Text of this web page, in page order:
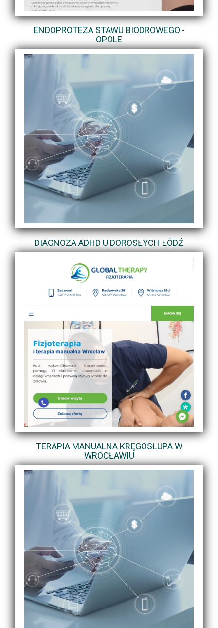
ENDOPROTEZA STAWU BIODROWEGO -
OPOLE
DIAGNOZA ADHD U DOROSŁYCH ŁÓDŹ
TERAPIA MANUALNA KRĘGOSŁUPA W
WROCŁAWIU